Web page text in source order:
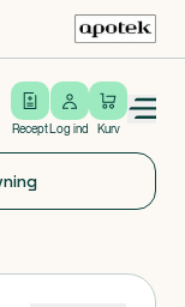
Recept
Log ind
Log ind Kurv
Open/close menu